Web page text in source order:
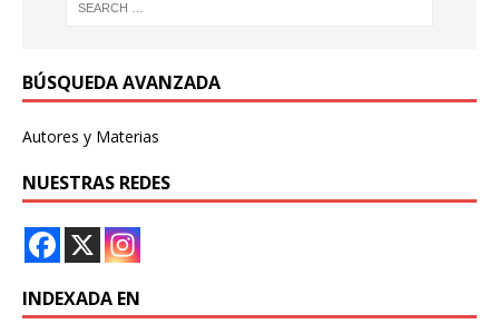
BÚSQUEDA AVANZADA
Autores y Materias
NUESTRAS REDES
INDEXADA EN